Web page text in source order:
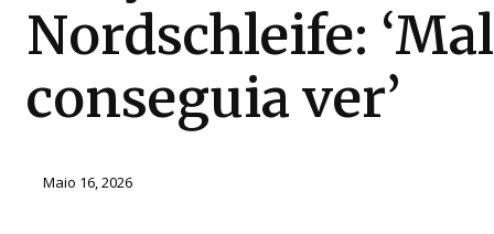
Nordschleife: ‘Mal
conseguia ver’
Maio 16, 2026